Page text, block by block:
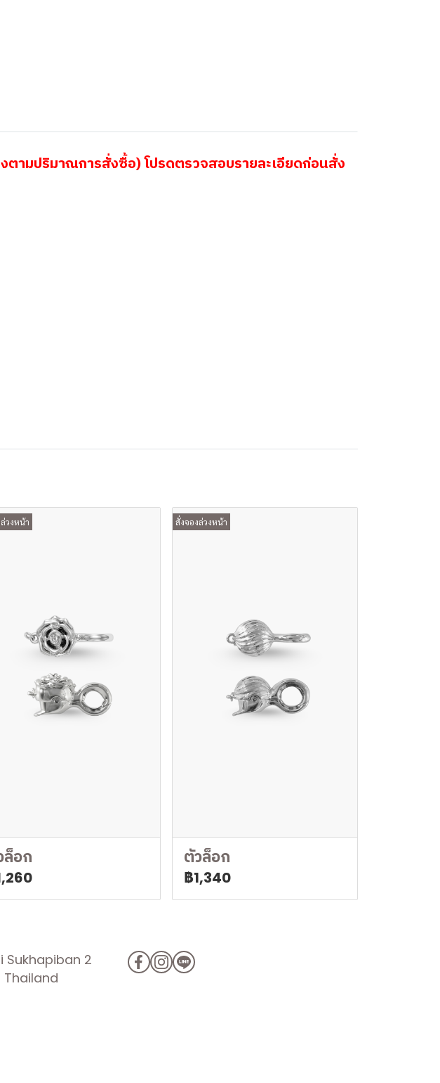
ามปริมาณการสั่งซื้อ) โปรดตรวจสอบรายละเอียดก่อนสั่ง
วงหน้า
อก
สั่งจองล่วงหน้า
ตัวล็อก
฿1,340
Sukhapiban 2
Thailand